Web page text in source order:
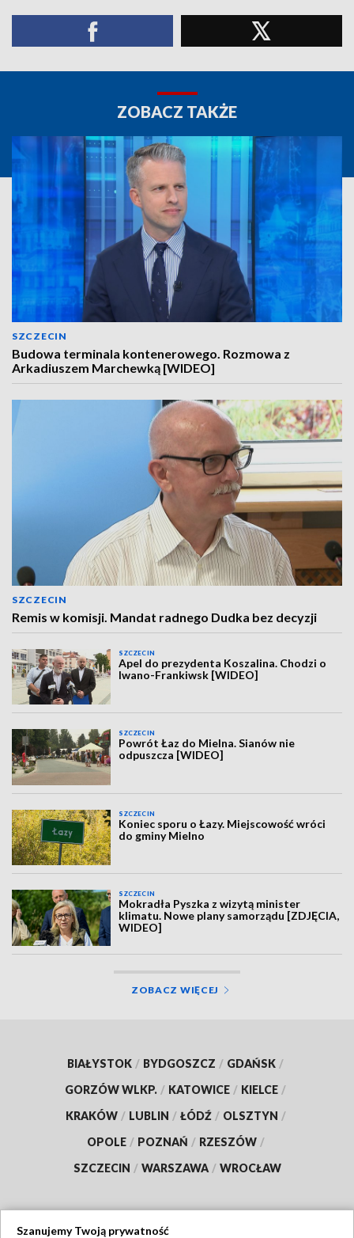
ZOBACZ TAKŻE
SZCZECIN
Budowa terminala kontenerowego. Rozmowa z
Arkadiuszem Marchewką [WIDEO]
SZCZECIN
Remis w komisji. Mandat radnego Dudka bez decyzji
SZCZECIN
Apel do prezydenta Koszalina. Chodzi o
Iwano-Frankiwsk [WIDEO]
SZCZECIN
Powrót Łaz do Mielna. Sianów nie
odpuszcza [WIDEO]
SZCZECIN
Koniec sporu o Łazy. Miejscowość wróci
do gminy Mielno
SZCZECIN
Mokradła Pyszka z wizytą minister
klimatu. Nowe plany samorządu [ZDJĘCIA,
WIDEO]
ZOBACZ WIĘCEJ
BIAŁYSTOK / BYDGOSZCZ / GDAŃSK /
GORZÓW WLKP. / KATOWICE / KIELCE /
KRAKÓW / LUBLIN / ŁÓDŹ / OLSZTYN /
OPOLE / POZNAŃ / RZESZÓW /
SZCZECIN / WARSZAWA / WROCŁAW
Szanujemy Twoją prywatność